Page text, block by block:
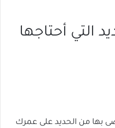
التي أحتاجها
بها من الحديد على عمرك